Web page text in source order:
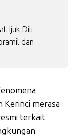
Ijuk Dili
dan
Kerinci merasa
terkait